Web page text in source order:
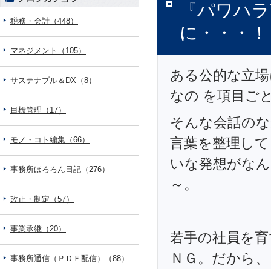
『パワハ
に・・・
ある公的な立
なの を項目ご
そんな会話の
言葉を整理し
いな発想がな
～。
若手の社員を
ＮＧ。だから
税務・会計（448）
マネジメント（105）
サステナブル＆DX（8）
目標管理（17）
モノ・コト編集（66）
事務所ほろろん日記（276）
改正・制定（57）
事業承継（20）
事務所通信（ＰＤＦ配信）（88）